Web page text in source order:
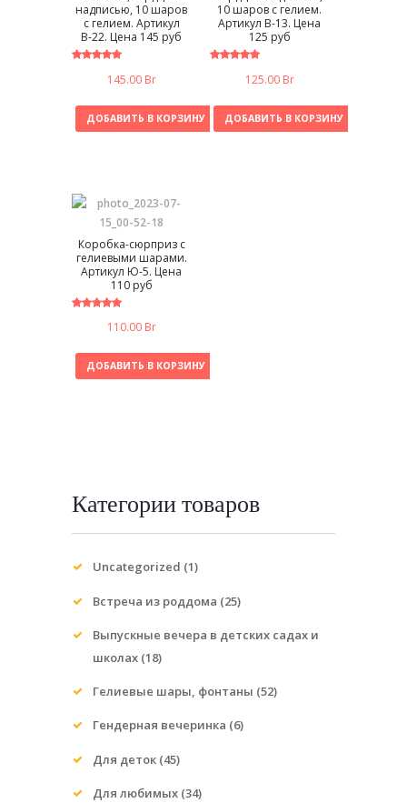
надписью, 10 шаров
с гелием. Артикул
В-22. Цена 145 руб
145.00 Br
ДОБАВИТЬ В КОРЗИНУ
10 шаров с гелием.
Артикул В-13. Цена
125 руб
125.00 Br
ДОБАВИТЬ В КОРЗИНУ
Коробка-сюрприз с
гелиевыми шарами.
Артикул Ю-5. Цена
110 руб
110.00 Br
ДОБАВИТЬ В КОРЗИНУ
Категории товаров
Uncategorized (1)
Встреча из роддома (25)
Выпускные вечера в детских садах и
школах (18)
Гелиевые шары, фонтаны (52)
Гендерная вечеринка (6)
Для деток (45)
Для любимых (34)